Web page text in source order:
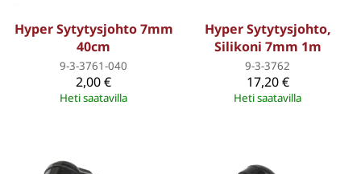
Hyper Sytytysjohto 7mm
40cm
9-3-3761-040
2,00 €
Heti saatavilla
Hyper Sytytysjohto,
Silikoni 7mm 1m
9-3-3762
17,20 €
Heti saatavilla